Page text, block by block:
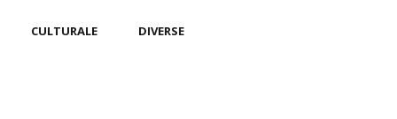
CULTURALE DIVERSE